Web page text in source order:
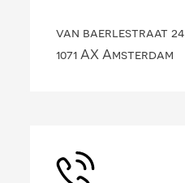
van baerlestraat 24
1071 AX Amsterdam